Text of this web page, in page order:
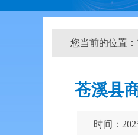
您当前的位置：
苍溪县
时间：